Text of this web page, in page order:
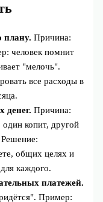
Причина:
человек помнит
"мелочь".
все расходы в
денег. Причина:
копит, другой
Решение:
общих целях и
каждого.
платежей.
Пример: